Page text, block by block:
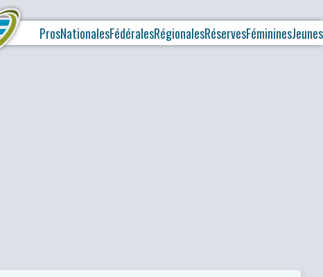
ProsNationalesFédéralesRégionalesRéservesFémininesJeunes